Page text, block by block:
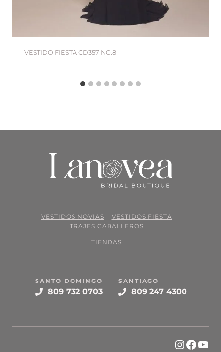
VESTIDO FIESTA CD357 NO.8
VESTIDOS NOVIAS
VESTIDOS FIESTA
TRAJES CABALLEROS
TIENDAS
SANTO DOMINGO
809 732 0703
SANTIAGO
809 247 4300